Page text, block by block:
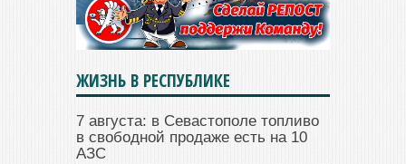
ЖИЗНЬ В РЕСПУБЛИКЕ
7 августа: в Севастополе топливо
в свободной продаже есть на 10
АЗС